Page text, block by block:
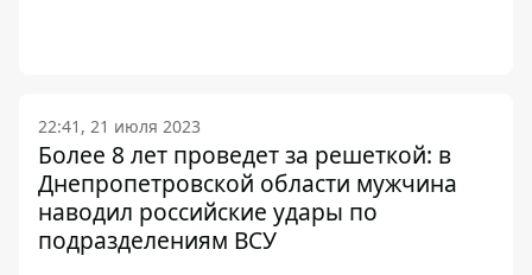
22:41, 21 июля 2023
Более 8 лет проведет за решеткой: в
Днепропетровской области мужчина
наводил российские удары по
подразделениям ВСУ